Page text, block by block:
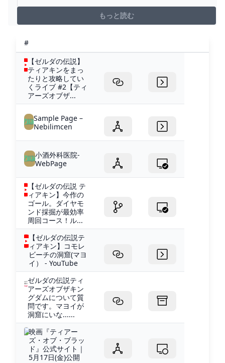
もっと読む
#
【ゼルダの伝説】
ティアキンをまっ
たりと攻略してい
くライブ #2【ティ
アーズオブザ...
Sample Page –
Nebilimcen
小酒外科医院-
WebPage
【ゼルダの伝説 テ
ィアキン】今作の
ゴール。ダイヤモ
ンド採掘が最効率
周回コース！ル...
【ゼルダの伝説テ
ィアキン】コモレ
ビーチの洞窟(マヨ
イ） - YouTube
ゼルダの伝説ティ
アーズオブザキン
グダムについて質
問です。マヨイが
洞窟にいな......
映画『ティアー
ズ・オブ・ブラッ
ド』公式サイト｜
5月17日(金)公開